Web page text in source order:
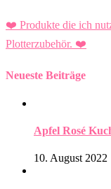
❤️ Produkte die ich
Plotterzubehör. ❤️
Neueste Beiträge
Apfel Rosé
10. August 2022